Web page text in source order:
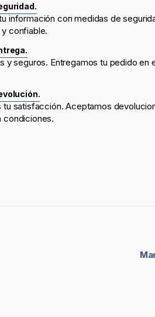
información con medidas de
confiable.
y seguros. Entregamos tu pedido en
tu satisfacción. Aceptamos
condiciones.